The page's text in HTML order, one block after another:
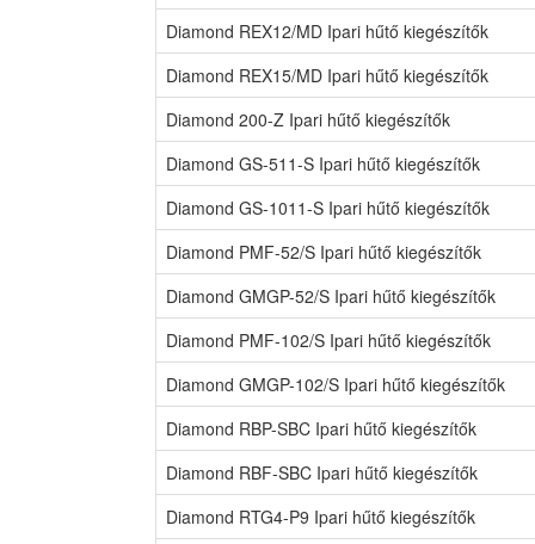
Diamond REX12/MD Ipari hűtő kiegészítők
Diamond REX15/MD Ipari hűtő kiegészítők
Diamond 200-Z Ipari hűtő kiegészítők
Diamond GS-511-S Ipari hűtő kiegészítők
Diamond GS-1011-S Ipari hűtő kiegészítők
Diamond PMF-52/S Ipari hűtő kiegészítők
Diamond GMGP-52/S Ipari hűtő kiegészítők
Diamond PMF-102/S Ipari hűtő kiegészítők
Diamond GMGP-102/S Ipari hűtő kiegészítők
Diamond RBP-SBC Ipari hűtő kiegészítők
Diamond RBF-SBC Ipari hűtő kiegészítők
Diamond RTG4-P9 Ipari hűtő kiegészítők